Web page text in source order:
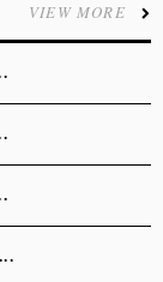
VIEW MORE